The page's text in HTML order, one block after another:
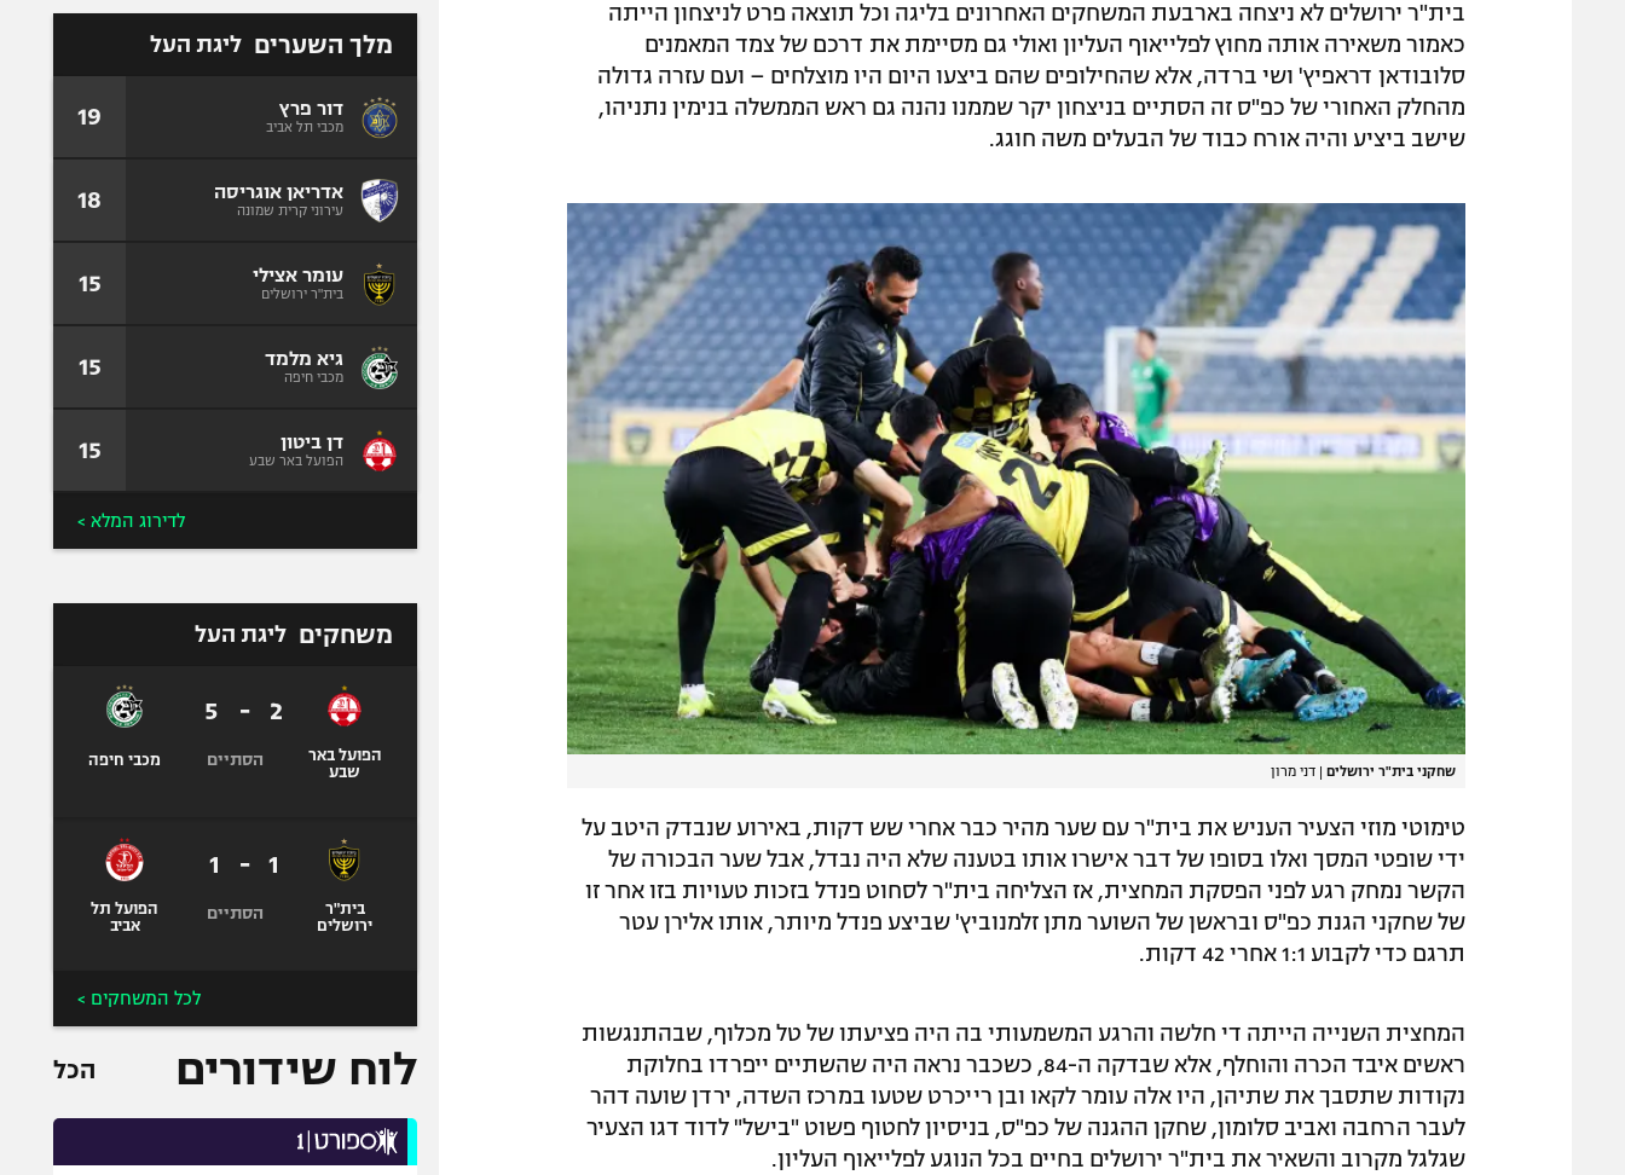
בית"ר ירושלים לא ניצחה בארבעת המשחקים האחרונים בליגה וכל תוצאה פרט לניצחון הייתה
כאמור משאירה אותה מחוץ לפלייאוף העליון ואולי גם מסיימת את דרכם של צמד המאמנים
סלובודאן דראפיץ' ושי ברדה, אלא שהחילופים שהם ביצעו היום היו מוצלחים – ועם עזרה גדולה
מהחלק האחורי של כפ"ס זה הסתיים בניצחון יקר שממנו נהנה גם ראש הממשלה בנימין נתניהו,
שישב ביציע והיה אורח כבוד של הבעלים משה חוגג.
שחקני בית"ר ירושלים | דני מרון
טימוטי מוזי הצעיר העניש את בית"ר עם שער מהיר כבר אחרי שש דקות, באירוע שנבדק היטב על
ידי שופטי המסך ואלו בסופו של דבר אישרו אותו בטענה שלא היה נבדל, אבל שער הבכורה של
הקשר נמחק רגע לפני הפסקת המחצית, אז הצליחה בית"ר לסחוט פנדל בזכות טעויות בזו אחר זו
של שחקני הגנת כפ"ס ובראשן של השוער מתן זלמנוביץ' שביצע פנדל מיותר, אותו אלירן עטר
תרגם כדי לקבוע 1:1 אחרי 42 דקות.
המחצית השנייה הייתה די חלשה והרגע המשמעותי בה היה פציעתו של טל מכלוף, שבהתנגשות
ראשים איבד הכרה והוחלף, אלא שבדקה ה-84, כשכבר נראה היה שהשתיים ייפרדו בחלוקת
נקודות שתסבך את שתיהן, היו אלה עומר לקאו ובן רייכרט שטעו במרכז השדה, ירדן שועה דהר
לעבר הרחבה ואביב סלומון, שחקן ההגנה של כפ"ס, בניסיון לחטוף פשוט "בישל" לדוד דגו הצעיר
שגלגל מקרוב והשאיר את בית"ר ירושלים בחיים בכל הנוגע לפלייאוף העליון.
מלך השערים ליגת העל
דור פרץ
מכבי תל אביב 19
אדריאן אוגריסה
עירוני קרית שמונה 18
עומר אצילי
בית"ר ירושלים 15
גיא מלמד
מכבי חיפה 15
דן ביטון
הפועל באר שבע 15
לדירוג המלא >
משחקים ליגת העל
הפועל באר
שבע
2
-
5
הסתיים מכבי חיפה
בית"ר
ירושלים
1
-
1
הסתיים
הפועל תל
אביב
לכל המשחקים >
לוח שידורים הכל